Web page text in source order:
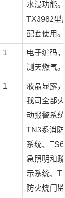
水浸功能
TX3982型
配套使用。
1
电子编码
测天燃气。
1
液晶显露
我司全部
动报警系
TN3系消
系统、
急照明和
示系统、
防火烧门